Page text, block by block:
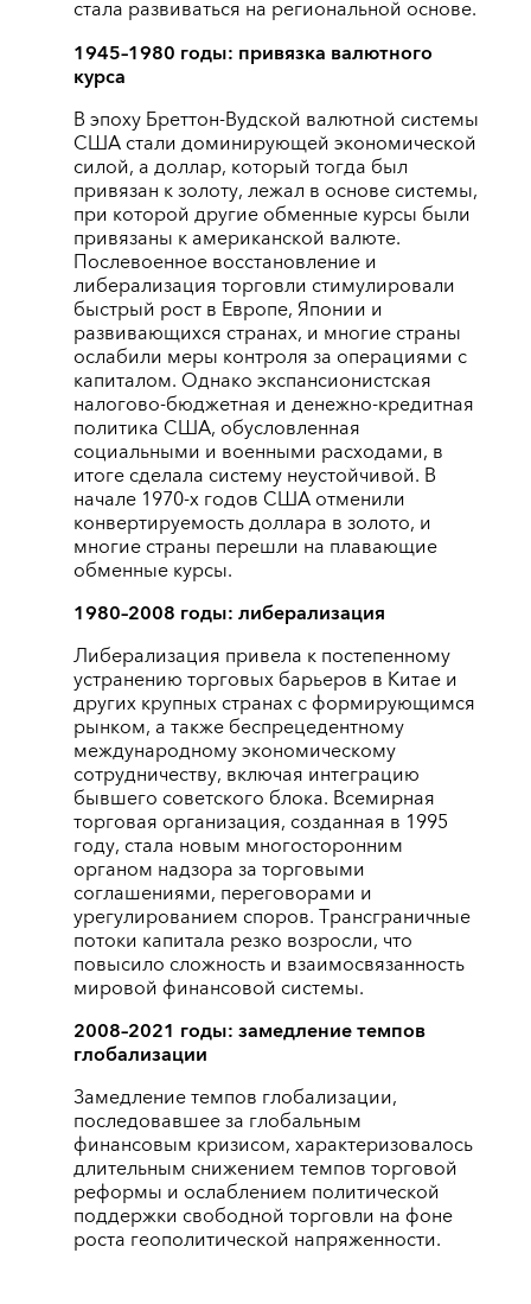
стала развиваться на региональной основе.
1945–1980 годы: привязка валютного
курса
В эпоху Бреттон-Вудской валютной системы
США стали доминирующей экономической
силой, а доллар, который тогда был
привязан к золоту, лежал в основе системы,
при которой другие обменные курсы были
привязаны к американской валюте.
Послевоенное восстановление и
либерализация торговли стимулировали
быстрый рост в Европе, Японии и
развивающихся странах, и многие страны
ослабили меры контроля за операциями с
капиталом. Однако экспансионистская
налогово-бюджетная и денежно-кредитная
политика США, обусловленная
социальными и военными расходами, в
итоге сделала систему неустойчивой. В
начале 1970-х годов США отменили
конвертируемость доллара в золото, и
многие страны перешли на плавающие
обменные курсы.
1980–2008 годы: либерализация
Либерализация привела к постепенному
устранению торговых барьеров в Китае и
других крупных странах с формирующимся
рынком, а также беспрецедентному
международному экономическому
сотрудничеству, включая интеграцию
бывшего советского блока. Всемирная
торговая организация, созданная в 1995
году, стала новым многосторонним
органом надзора за торговыми
соглашениями, переговорами и
урегулированием споров. Трансграничные
потоки капитала резко возросли, что
повысило сложность и взаимосвязанность
мировой финансовой системы.
2008–2021 годы: замедление темпов
глобализации
Замедление темпов глобализации,
последовавшее за глобальным
финансовым кризисом, характеризовалось
длительным снижением темпов торговой
реформы и ослаблением политической
поддержки свободной торговли на фоне
роста геополитической напряженности.